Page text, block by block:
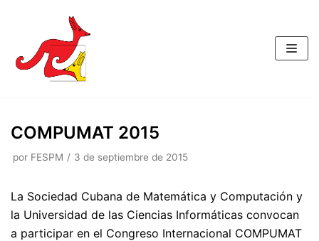
Saltar
al
contenido
COMPUMAT 2015
por FESPM 3 de septiembre de 2015
La Sociedad Cubana de Matemática y Computación y
la Universidad de las Ciencias Informáticas convocan
a participar en el Congreso Internacional COMPUMAT